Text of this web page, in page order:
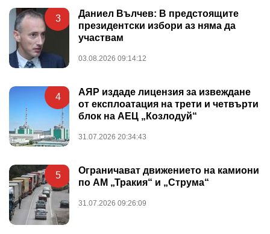
3
Даниел Вълчев: В предстоящите
президентски избори аз няма да
участвам
03.08.2026 09:14:12
4
АЯР издаде лицензия за извеждане
от експлоатация на трети и четвърти
блок на АЕЦ „Козлодуй“
31.07.2026 20:34:43
5
Ограничават движението на камиони
по АМ „Тракия“ и „Струма“
31.07.2026 09:26:09